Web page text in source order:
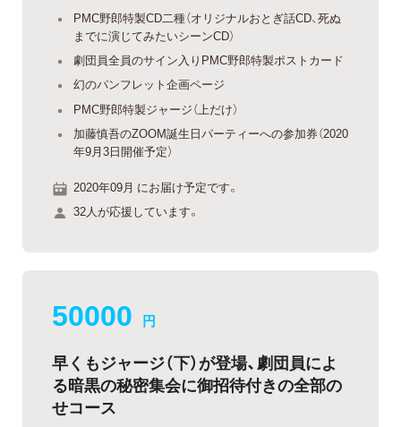
PMC野郎特製CD二種（オリジナルおとぎ話CD、死ぬ
までに演じてみたいシーンCD）
劇団員全員のサイン入りPMC野郎特製ポストカード
幻のパンフレット企画ページ
PMC野郎特製ジャージ（上だけ）
加藤慎吾のZOOM誕生日パーティーへの参加券（2020
年9月3日開催予定）
2020年09月 にお届け予定です。
32人が応援しています。
50000 円
早くもジャージ（下）が登場、劇団員によ
る暗黒の秘密集会に御招待付きの全部の
せコース